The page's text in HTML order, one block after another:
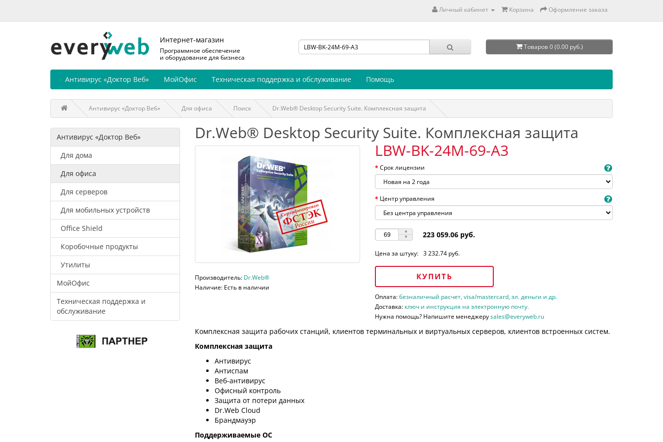
Личный кабинет Корзина Оформление заказа
Интернет-магазин
Программное обеспечение
и оборудование для бизнеса
Товаров 0 (0.00 руб.)
Антивирус «Доктор Веб» МойОфис Техническая поддержка и обслуживание Помощь
Антивирус «Доктор Веб» Для офиса Поиск Dr.Web® Desktop Security Suite. Комплексная защита
Антивирус «Доктор Веб»
Для дома
Для офиса
Для серверов
Для мобильных устройств
Office Shield
Коробочные продукты
Утилиты
МойОфис
Техническая поддержка и
обслуживание
Dr.Web® Desktop Security Suite. Комплексная защита
Производитель: Dr.Web®
Наличие: Есть в наличии
LBW-BK-24M-69-A3
Срок лицензии
Центр управления
223 059.06 руб.
Цена за штуку: 3 232.74 руб.
КУПИТЬ
Оплата:безналичный расчет, visa/mastercard, эл. деньги и др.
Доставка: ключ и инструкция на электронную почту.
Нужна помощь? Напишите менеджеруsales@everyweb.ru
Комплексная защита рабочих станций, клиентов терминальных и виртуальных серверов, клиентов встроенных систем.
Комплексная защита
Антивирус
Антиспам
Веб-антивирус
Офисный контроль
Защита от потери данных
Dr.Web Cloud
Брандмауэр
Поддерживаемые ОС